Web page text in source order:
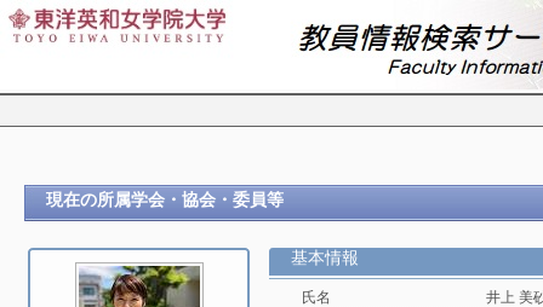
現在の所属学会・協会・委員等
基本情報
氏名
井上 美